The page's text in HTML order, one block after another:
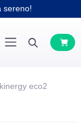
sereno!
eco2